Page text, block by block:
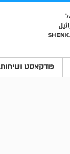
פודקאסט ושיחות